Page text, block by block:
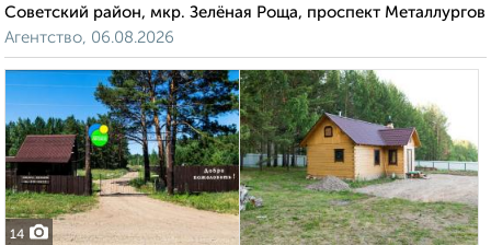
Советский район, мкр. Зелёная Роща, проспект Металлургов
Агентство, 06.08.2026
14